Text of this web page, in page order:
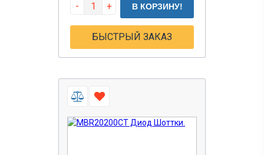
- + В КОРЗИНУ!
БЫСТРЫЙ ЗАКАЗ